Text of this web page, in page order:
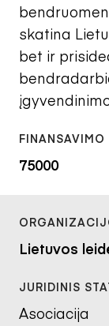
skatina
bet ir
75000
Lietuvos
Asociacija